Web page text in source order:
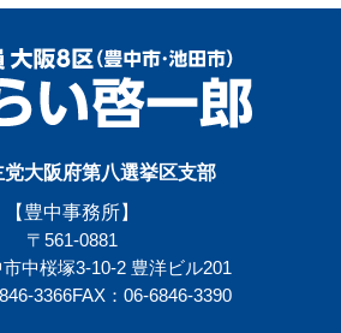
党大阪府第八選挙区支部
【豊中事務所】
〒561-0881
中桜塚3-10-2 豊洋ビル201
3366FAX：06-6846-3390